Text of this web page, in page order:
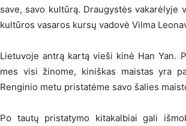
save, savo kultūrą. Draugystės vakarėlyje
kultūros vasaros kursų vadovė Vilma
Lietuvoje antrą kartą vieši kinė Han Yan.
mes visi žinome, kiniškas maistas yra
Renginio metu pristatėme savo šalies
Po tautų pristatymo kitakalbiai gali